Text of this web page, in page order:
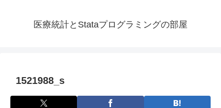
医療統計とStataプログラミングの部屋
1521988_s